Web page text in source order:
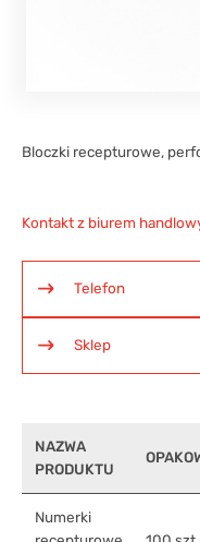
Bloczki recepturowe,
Kontakt z biurem
Telefon
Sklep
NAZWA
PRODUKTU
Numerki